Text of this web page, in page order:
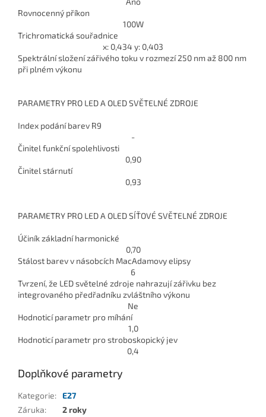
Rovnocenný příkon
100W
Trichromatická souřadnice
x: 0,434 y: 0,403
Spektrální složení zářivého toku v rozmezí 250 nm až 800 nm
při plném výkonu
PARAMETRY PRO LED A OLED SVĚTELNÉ ZDROJE
Index podání barev R9
-
Činitel funkční spolehlivosti
0,90
Činitel stárnutí
0,93
PARAMETRY PRO LED A OLED SÍŤOVÉ SVĚTELNÉ ZDROJE
Účiník základní harmonické
0,70
Stálost barev v násobcích MacAdamovy elipsy
6
Tvrzení, že LED světelné zdroje nahrazují zářivku bez
integrovaného předřadníku zvláštního výkonu
Ne
Hodnoticí parametr pro míhání
1,0
Hodnoticí parametr pro stroboskopický jev
0,4
Doplňkové parametry
Kategorie: E27
Záruka:
2 roky